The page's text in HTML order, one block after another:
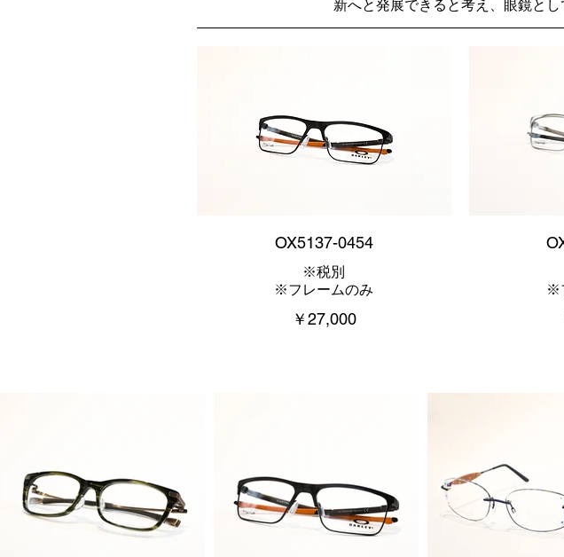
新へと発展できると考え、眼鏡と
OX5137-0454
※税別
※フレームのみ
￥27,000
※